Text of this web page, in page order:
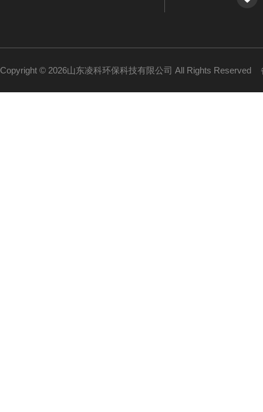
Copyright © 2026山东凌科环保科技有限公司 All Rights Reserved